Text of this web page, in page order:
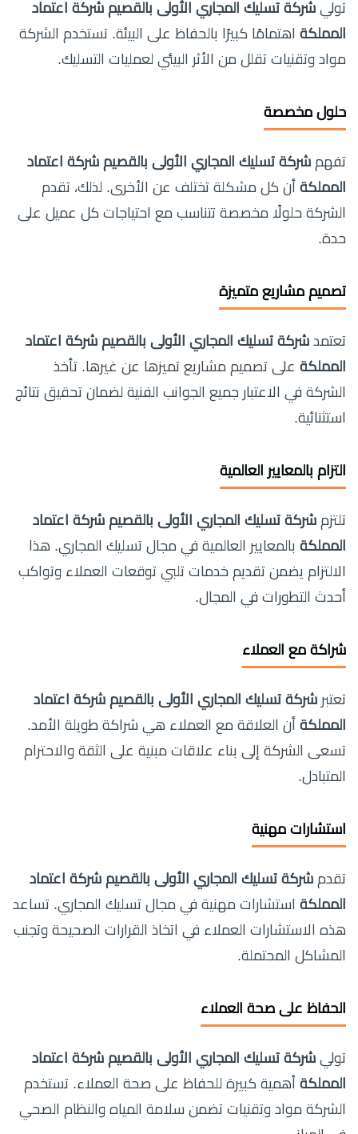
تولي شركة تسليك المجاري الأولى بالقصيم شركة اعتماد
المملكة اهتمامًا كبيرًا بالحفاظ على البيئة. تستخدم الشركة
مواد وتقنيات تقلل من الأثر البيئي لعمليات التسليك.
حلول مخصصة
تفهم شركة تسليك المجاري الأولى بالقصيم شركة اعتماد
المملكة أن كل مشكلة تختلف عن الأخرى. لذلك، تقدم
الشركة حلولًا مخصصة تتناسب مع احتياجات كل عميل على
حدة.
تصميم مشاريع متميزة
تعتمد شركة تسليك المجاري الأولى بالقصيم شركة اعتماد
المملكة على تصميم مشاريع تميزها عن غيرها. تأخذ
الشركة في الاعتبار جميع الجوانب الفنية لضمان تحقيق نتائج
استثنائية.
التزام بالمعايير العالمية
تلتزم شركة تسليك المجاري الأولى بالقصيم شركة اعتماد
المملكة بالمعايير العالمية في مجال تسليك المجاري. هذا
الالتزام يضمن تقديم خدمات تلبي توقعات العملاء وتواكب
أحدث التطورات في المجال.
شراكة مع العملاء
تعتبر شركة تسليك المجاري الأولى بالقصيم شركة اعتماد
المملكة أن العلاقة مع العملاء هي شراكة طويلة الأمد.
تسعى الشركة إلى بناء علاقات مبنية على الثقة والاحترام
المتبادل.
استشارات مهنية
تقدم شركة تسليك المجاري الأولى بالقصيم شركة اعتماد
المملكة استشارات مهنية في مجال تسليك المجاري. تساعد
هذه الاستشارات العملاء في اتخاذ القرارات الصحيحة وتجنب
المشاكل المحتملة.
الحفاظ على صحة العملاء
تولي شركة تسليك المجاري الأولى بالقصيم شركة اعتماد
المملكة أهمية كبيرة للحفاظ على صحة العملاء. تستخدم
الشركة مواد وتقنيات تضمن سلامة المياه والنظام الصحي